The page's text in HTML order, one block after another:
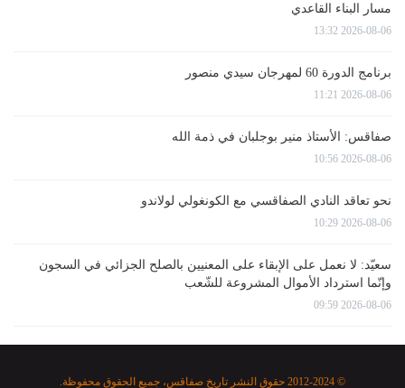
مسار البناء القاعدي
2026-08-06 13:32
برنامج الدورة 60 لمهرجان سيدي منصور
2026-08-06 11:21
صفاقس: الأستاذ منير بوجلبان في ذمة الله
2026-08-06 10:56
نحو تعاقد النادي الصفاقسي مع الكونغولي لولاندو
2026-08-06 10:29
سعيّد: لا نعمل على الإبقاء على المعنيين بالصلح الجزائي في السجون
وإنّما استرداد الأموال المشروعة للشّعب
2026-08-06 09:59
© 2012-2024 حقوق النشر تاريخ صفاقس، جميع الحقوق محفوظة.